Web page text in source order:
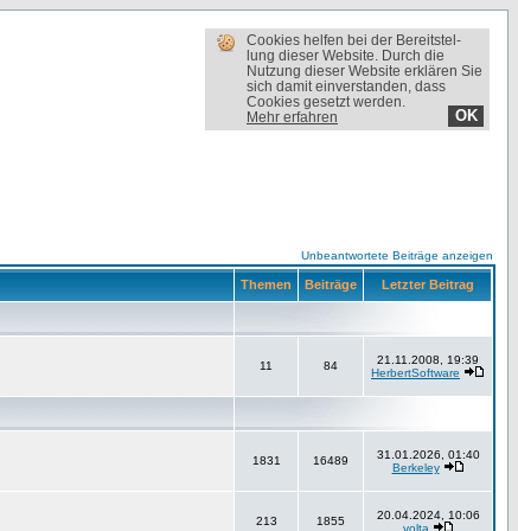
Cookies helfen bei der Bereit­stel­
lung dieser Website. Durch die
Nutzung dieser Website erklären Sie
sich damit einverstanden, dass
Cookies gesetzt werden.
Mehr erfahren
OK
Unbeantwortete Beiträge anzeigen
Themen Beiträge Letzter Beitrag
11 84
21.11.2008, 19:39
HerbertSoftware
1831 16489
31.01.2026, 01:40
Berkeley
213 1855
20.04.2024, 10:06
volta